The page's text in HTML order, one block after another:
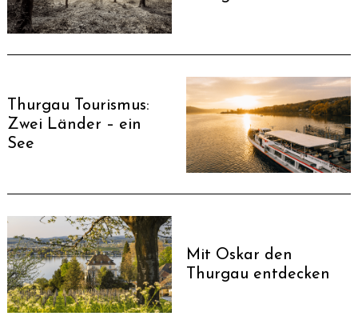
Thurgau Tourismus:
Zwei Länder – ein
See
Mit Oskar den
Thurgau entdecken